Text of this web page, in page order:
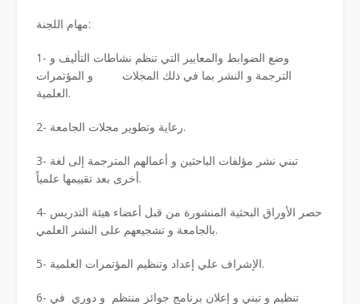
مهام اللجنة:
1- وضع الضوابط والمعايير التي تنظم نشاطات التأليف و
الترجمة و النشر بما في ذلك المجلات و المؤتمرات
العلمية.
2- رعاية وتطوير مجلات الجامعة.
3- تبني نشر مؤلفات الباحثين و أعمالهم المترجمة إلى لغة
أخرى بعد تقييمها علمياً.
4- حصر الأوراق البحثية المنشورة من قبل أعضاء هيئة التدريس
بالجامعة و تشجيعهم على النشر العلمي.
5- الإشراف علي إعداد وتنظيم المؤتمرات العلمية.
6- تنظيم و تبني و إعلان برنامج جوائز منتظم و دوري في